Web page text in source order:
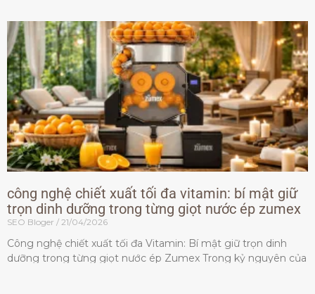
công nghệ chiết xuất tối đa vitamin: bí mật giữ
trọn dinh dưỡng trong từng giọt nước ép zumex
SEO Bloger 21/04/2026
Công nghệ chiết xuất tối đa Vitamin: Bí mật giữ trọn dinh
dưỡng trong từng giọt nước ép Zumex Trong kỷ nguyên của